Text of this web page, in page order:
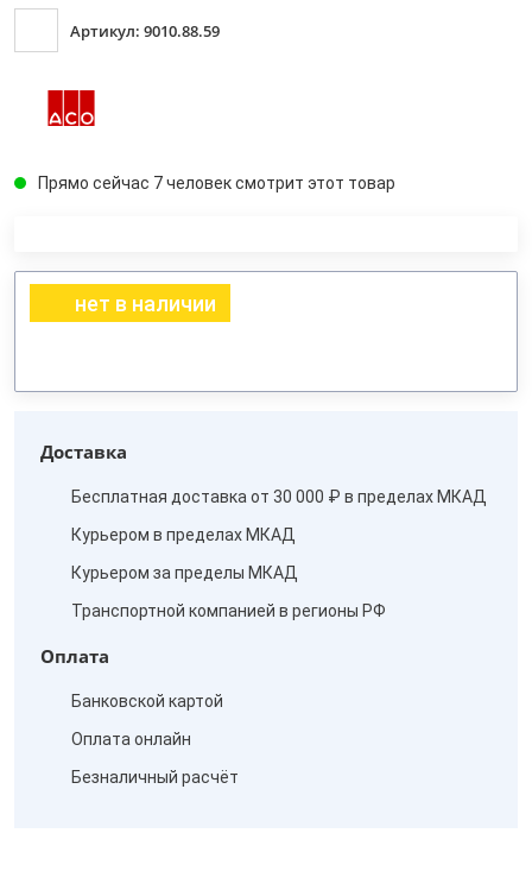
Артикул: 9010.88.59
Прямо сейчас 7 человек смотрит этот товар
нет в наличии
Доставка
Бесплатная доставка от 30 000 ₽ в пределах МКАД
Курьером в пределах МКАД
Курьером за пределы МКАД
Транспортной компанией в регионы РФ
Оплата
Банковской картой
Оплата онлайн
Безналичный расчёт